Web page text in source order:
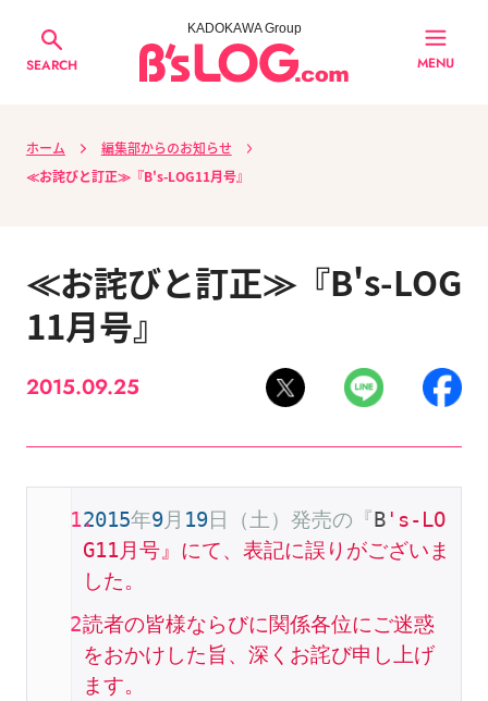
SEARCH
KADOKAWA Group
MENU
ホーム
編集部からのお知らせ
≪お詫びと訂正≫『B's-LOG11月号』
≪お詫びと訂正≫『B's-LOG
11月号』
2015.09.25
2015年9月 19日（土）発売の『B 's-LO
G11月号』にて、表記に誤りがございま
した。
読者の皆様ならびに関係各位にご迷惑
をおかけした旨、深くお詫び申し上げ
ます。